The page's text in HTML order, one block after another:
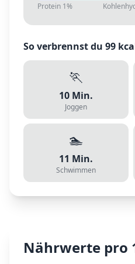
Protein 1%
So verbrennst du 99
🏃
10 Min.
Joggen
🏊
11 Min.
Schwimmen
Nährwerte pro